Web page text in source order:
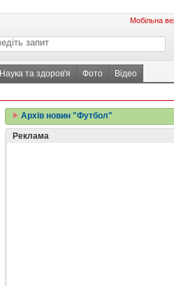
Мобільна
Наука та здоров'я Фото
Відео
Архів новин "Футбол"
Реклама